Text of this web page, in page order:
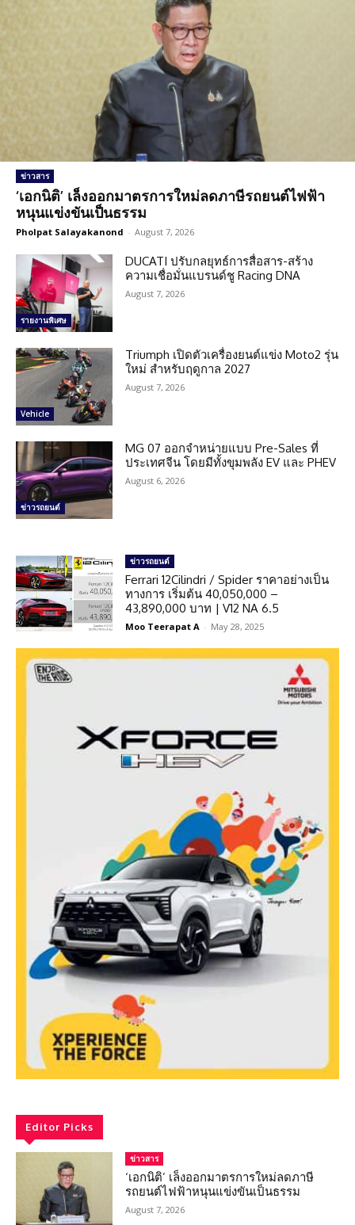
ข่าวสาร
‘เอกนิติ’ เล็งออกมาตรการใหม่ลดภาษีรถยนต์ไฟฟ้า
หนุนแข่งขันเป็นธรรม
Pholpat Salayakanond - August 7, 2026
รายงานพิเศษ
DUCATI ปรับกลยุทธ์การสื่อสาร-สร้าง
ความเชื่อมั่นแบรนด์ชู Racing DNA
August 7, 2026
Vehicle
Triumph เปิดตัวเครื่องยนต์แข่ง Moto2 รุ่น
ใหม่ สำหรับฤดูกาล 2027
August 7, 2026
ข่าวรถยนต์
MG 07 ออกจำหน่ายแบบ Pre-Sales ที่
ประเทศจีน โดยมีทั้งขุมพลัง EV และ PHEV
August 6, 2026
ข่าวรถยนต์
Ferrari 12Cilindri / Spider ราคาอย่างเป็น
ทางการ เริ่มต้น 40,050,000 –
43,890,000 บาท | V12 NA 6.5
Moo Teerapat A - May 28, 2025
Editor Picks
ข่าวสาร
‘เอกนิติ’ เล็งออกมาตรการใหม่ลดภาษี
รถยนต์ไฟฟ้าหนุนแข่งขันเป็นธรรม
August 7, 2026